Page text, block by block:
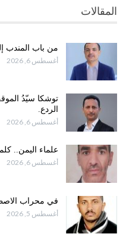
المقالات
من باب المندب
أغسطس 6, 2026
توشكا سيّدُ
الردع.
أغسطس 6, 2026
علماء اليمن..
أغسطس 6, 2026
في محراب
أغسطس 5, 2026